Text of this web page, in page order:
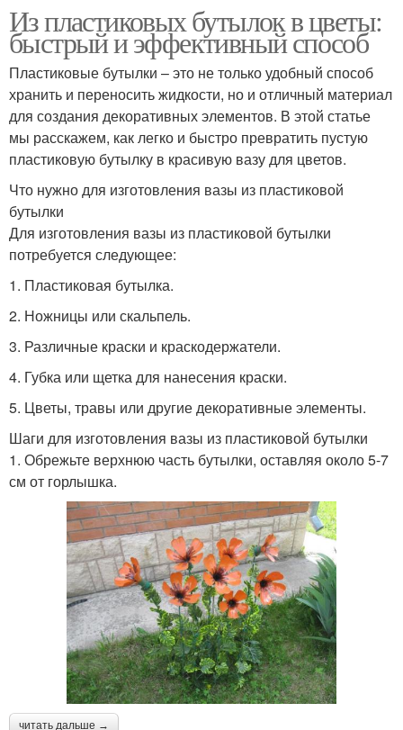
Из пластиковых бутылок в цветы:
быстрый и эффективный способ
Пластиковые бутылки – это не только удобный способ
хранить и переносить жидкости, но и отличный материал
для создания декоративных элементов. В этой статье
мы расскажем, как легко и быстро превратить пустую
пластиковую бутылку в красивую вазу для цветов.
Что нужно для изготовления вазы из пластиковой
бутылки
Для изготовления вазы из пластиковой бутылки
потребуется следующее:
1. Пластиковая бутылка.
2. Ножницы или скальпель.
3. Различные краски и краскодержатели.
4. Губка или щетка для нанесения краски.
5. Цветы, травы или другие декоративные элементы.
Шаги для изготовления вазы из пластиковой бутылки
1. Обрежьте верхнюю часть бутылки, оставляя около 5-7
см от горлышка.
читать дальше →